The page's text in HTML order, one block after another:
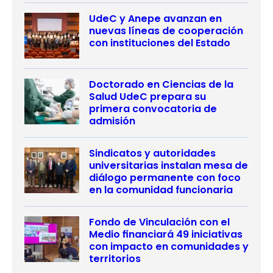
UdeC y Anepe avanzan en
nuevas líneas de cooperación
con instituciones del Estado
Doctorado en Ciencias de la
Salud UdeC prepara su
primera convocatoria de
admisión
Sindicatos y autoridades
universitarias instalan mesa de
diálogo permanente con foco
en la comunidad funcionaria
Fondo de Vinculación con el
Medio financiará 49 iniciativas
con impacto en comunidades y
territorios